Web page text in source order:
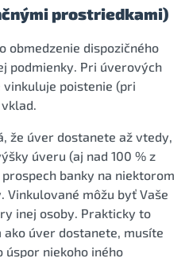
prostriedkami)
obmedzenie dispozičného
podmienky. Pri úverových
poistenie (pri
že úver dostanete až vtedy,
úveru (aj nad 100 % z
banky na niektorom
môžu byť Vaše
inej osoby. Prakticky to
úver dostanete, musíte
niekoho iného